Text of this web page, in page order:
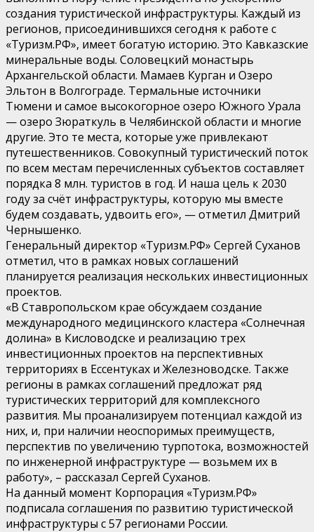
создания туристической инфраструктуры. Каждый из
регионов, присоединившихся сегодня к работе с
«Туризм.РФ», имеет богатую историю. Это Кавказские
минеральные воды. Соловецкий монастырь
Архангельской области. Мамаев Курган и Озеро
Эльтон в Волгограде. Термальные источники
Тюмени и самое высокогорное озеро Южного Урала
— озеро Зюраткуль в Челябинской области и многие
другие. Это те места, которые уже привлекают
путешественников. Совокупный туристический поток
по всем местам перечисленных субъектов составляет
порядка 8 млн. туристов в год. И наша цель к 2030
году за счёт инфраструктуры, которую мы вместе
будем создавать, удвоить его», — отметил Дмитрий
Чернышенко.
Генеральный директор «Туризм.РФ» Сергей Суханов
отметил, что в рамках новых соглашений
планируется реализация нескольких инвестиционных
проектов.
«В Ставропольском крае обсуждаем создание
международного медицинского кластера «Солнечная
долина» в Кисловодске и реализацию трех
инвестиционных проектов на перспективных
территориях в Ессентуках и Железноводске. Также
регионы в рамках соглашений предложат ряд
туристических территорий для комплексного
развития. Мы проанализируем потенциал каждой из
них, и, при наличии неоспоримых преимуществ,
перспектив по увеличению турпотока, возможностей
по инженерной инфраструктуре — возьмем их в
работу», – рассказал Сергей Суханов.
На данный момент Корпорация «Туризм.РФ»
подписала соглашения по развитию туристической
инфраструктуры с 57 регионами России.